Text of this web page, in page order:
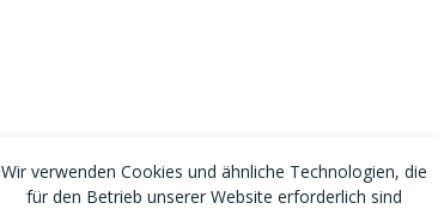
Wir verwenden Cookies und ähnliche Technologien, die
für den Betrieb unserer Website erforderlich sind